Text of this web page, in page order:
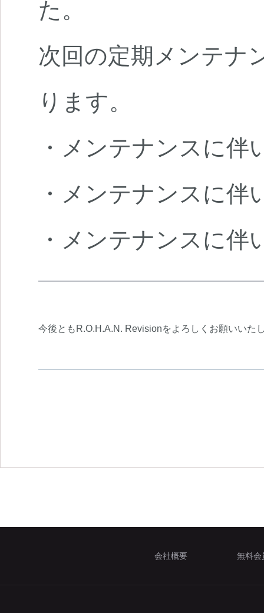
た。
次回の定期メンテナ
ります。
・メンテナンスに
・メンテナンスに
・メンテナンスに
今後ともR.O.H.A.N. Revisionをよろしくお願いいた
会社概要 無料会